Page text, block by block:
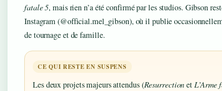
fatale 5, mais rien n’a été confirmé par les studios. Gibson
Instagram (@official.mel_gibson), où il publie
de tournage et de famille.
CE QUI RESTE EN SUSPENS
Les deux projets majeurs attendus (ResurrectionetL’Arme